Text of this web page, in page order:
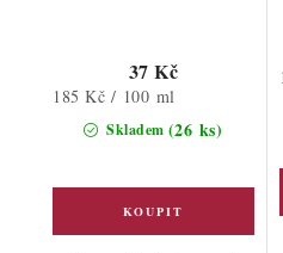
Skladem (26 ks)
37 Kč
Měrná
cena:
185 Kč / 100 ml